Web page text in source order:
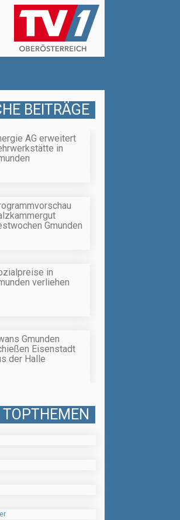
BEITRÄGE
AG erweitert
in
Gmunden
in
verliehen
Gmunden
Eisenstadt
der Halle
TOPTHEMEN